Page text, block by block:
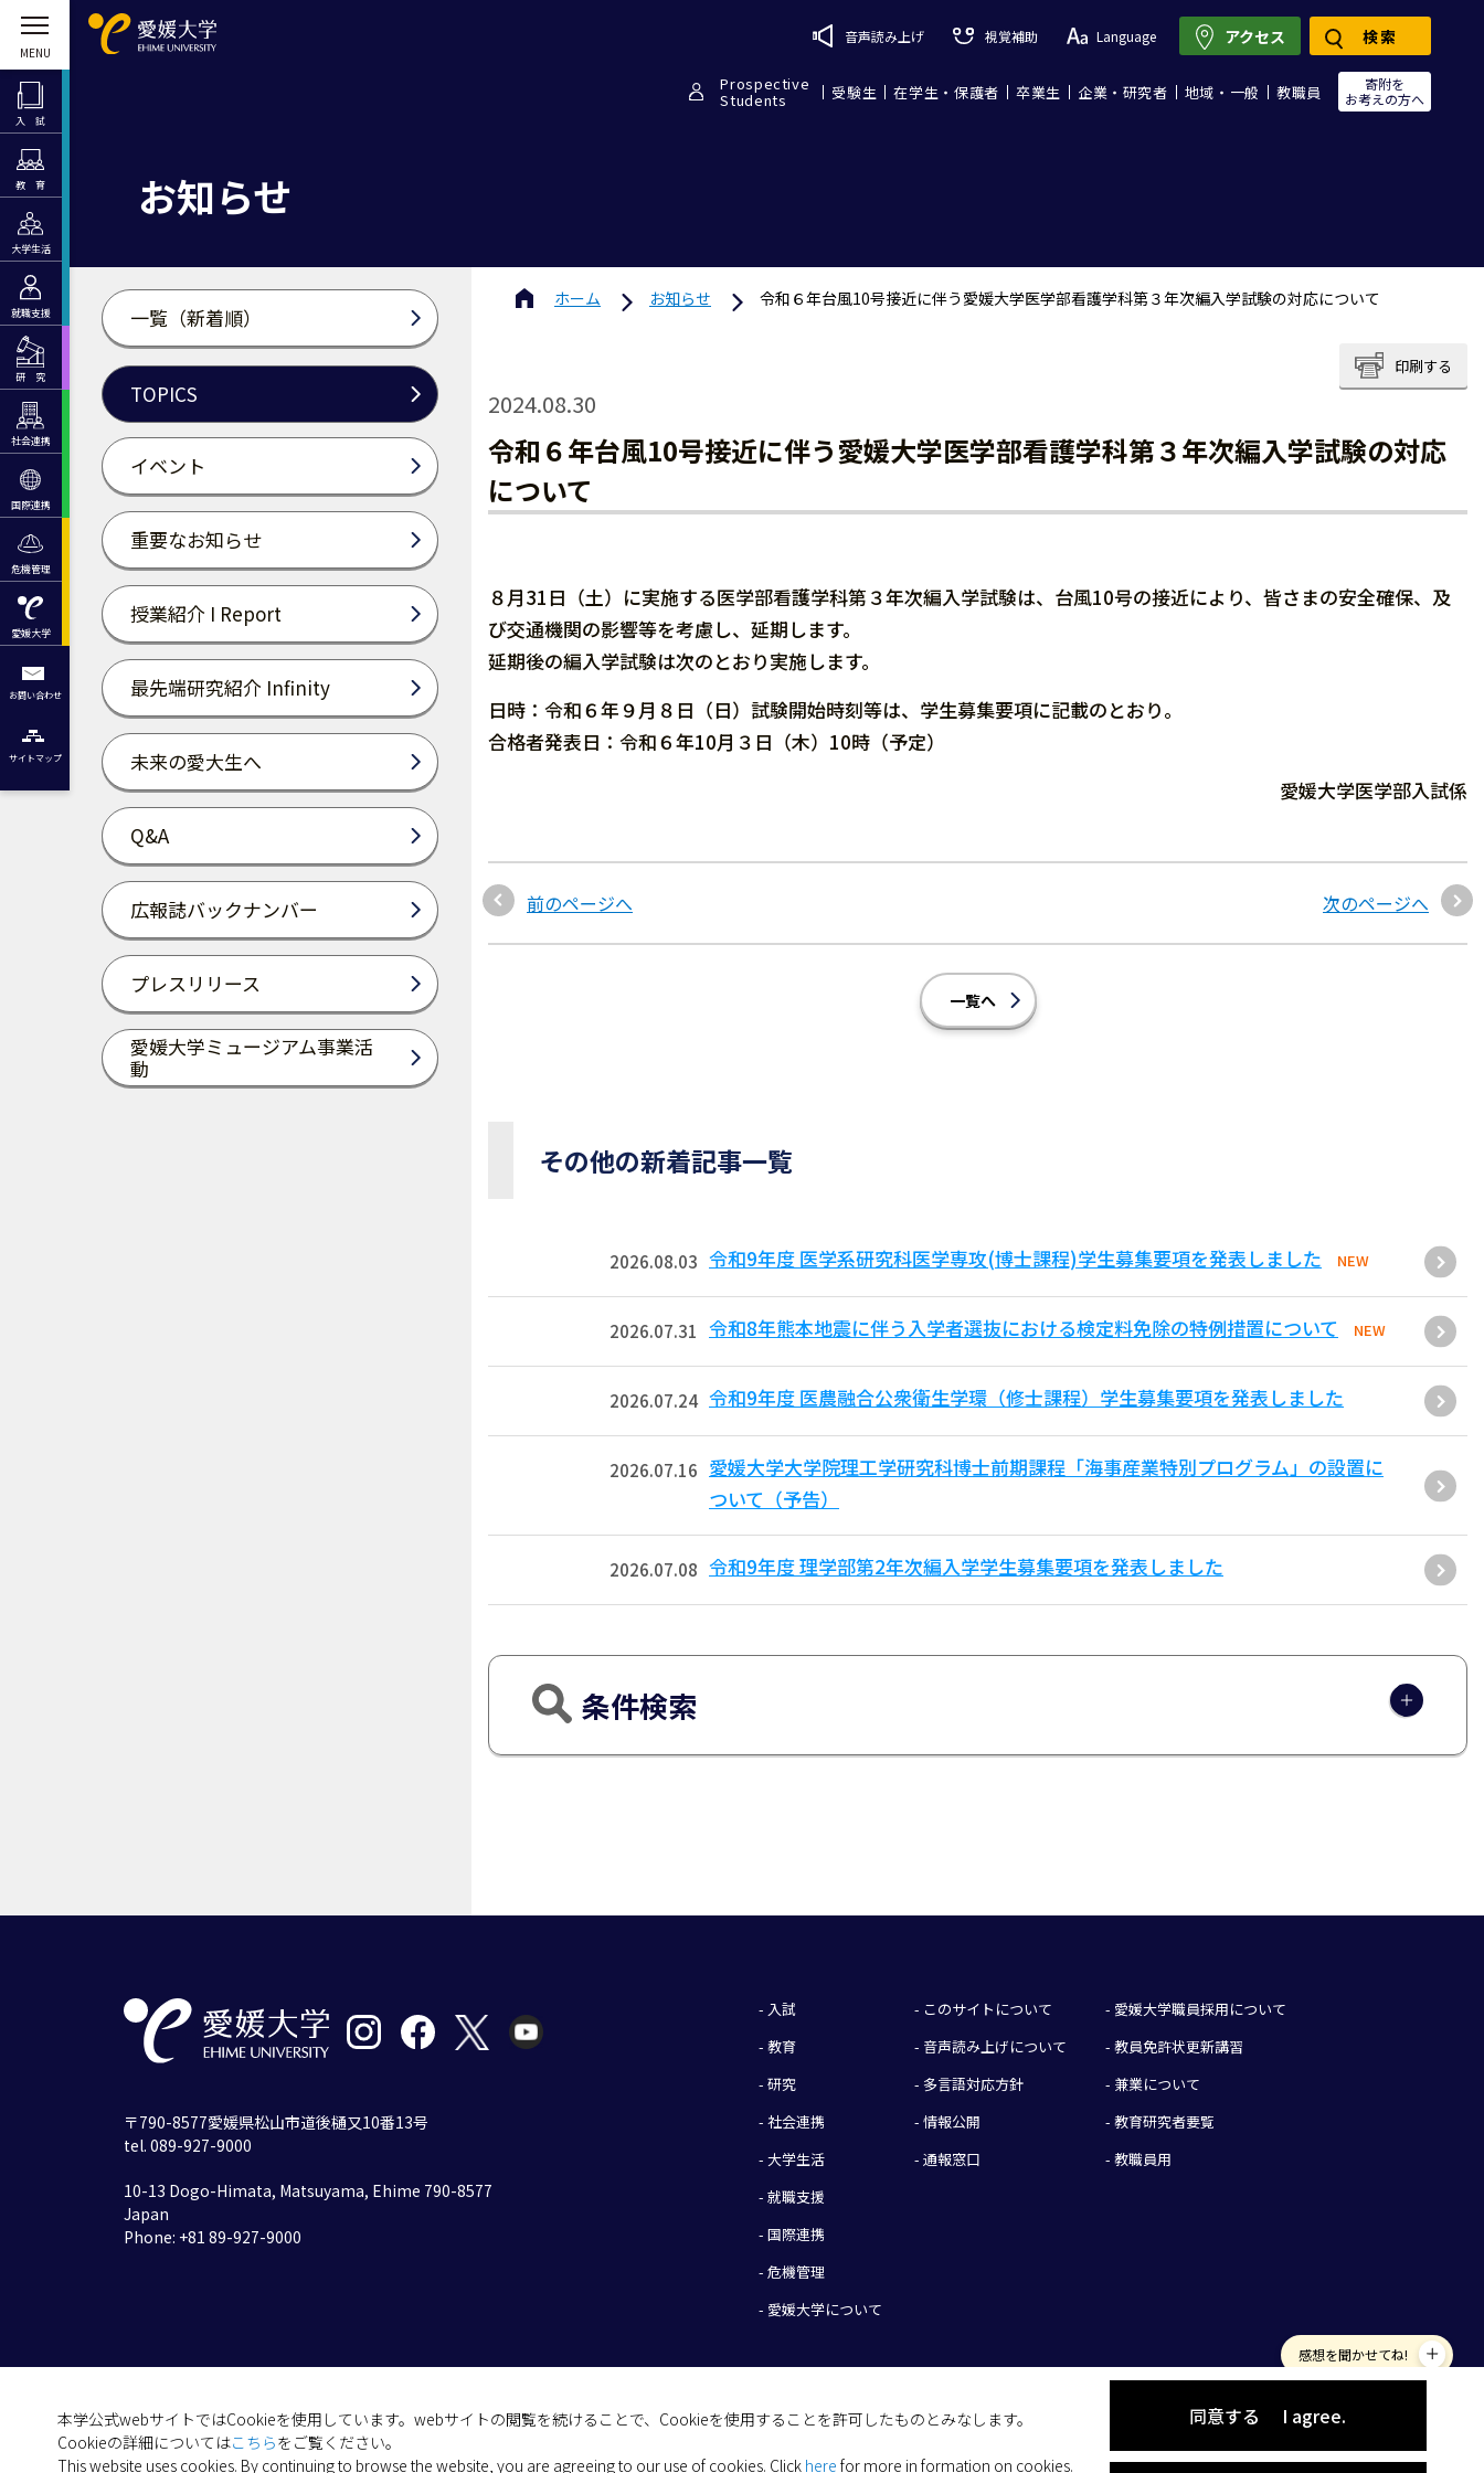
入 試
教 育
大学生活
就職支援
研 究
社会連携
国際連携
危機管理
愛媛大学
お問い合わせ
サイトマップ
音声読み上げ 視覚補助 Language
Prospective
Students 受験生 在学生・保護者 卒業生 企業・研究者 地域・一般 教職員
寄附を
お考えの方へ
アクセス 検索
お知らせ
一覧（新着順）
TOPICS
イベント
重要なお知らせ
授業紹介 I Report
最先端研究紹介 Infinity
未来の愛大生へ
Q&A
広報誌バックナンバー
プレスリリース
愛媛大学ミュージアム事業活
動
ホーム お知らせ 令和６年台風10号接近に伴う愛媛大学医学部看護学科第３年次編入学試験の対応について
印刷する
2024.08.30
令和６年台風10号接近に伴う愛媛大学医学部看護学科第３年次編入学試験の対応
について
８月31日（土）に実施する医学部看護学科第３年次編入学試験は、台風10号の接近により、皆さまの安全確保、及
び交通機関の影響等を考慮し、延期します。
延期後の編入学試験は次のとおり実施します。
日時：令和６年９月８日（日）試験開始時刻等は、学生募集要項に記載のとおり。
合格者発表日：令和６年10月３日（木）10時（予定）
愛媛大学医学部入試係
前のページへ 次のページへ
一覧へ
その他の新着記事一覧
2026.08.03 令和9年度 医学系研究科医学専攻(博士課程)学生募集要項を発表しました NEW
2026.07.31 令和8年熊本地震に伴う入学者選抜における検定料免除の特例措置について NEW
2026.07.24 令和9年度 医農融合公衆衛生学環（修士課程）学生募集要項を発表しました
2026.07.16 愛媛大学大学院理工学研究科博士前期課程「海事産業特別プログラム」の設置に
ついて（予告）
2026.07.08 令和9年度 理学部第2年次編入学学生募集要項を発表しました
条件検索
本学公式webサイトではCookieを使用しています。webサイトの閲覧を続けることで、Cookieを使用することを許可したものとみなします。
Cookieの詳細についてはこちらをご覧ください。
This website uses cookies. By continuing to browse the website, you are agreeing to our use of cookies. Click here for more in formation on cookies.
同意する I agree.
感想を聞かせてね!
- 入試
- 教育
- 研究
- 社会連携
- 大学生活
- 就職支援
- 国際連携
- 危機管理
- 愛媛大学について
- このサイトについて
- 音声読み上げについて
- 多言語対応方針
- 情報公開
- 通報窓口
- 愛媛大学職員採用について
- 教員免許状更新講習
- 兼業について
- 教育研究者要覧
- 教職員用
〒790-8577愛媛県松山市道後樋又10番13号
tel. 089-927-9000
10-13 Dogo-Himata, Matsuyama, Ehime 790-8577
Japan
Phone: +81 89-927-9000
(C) 2026 Ehime University.